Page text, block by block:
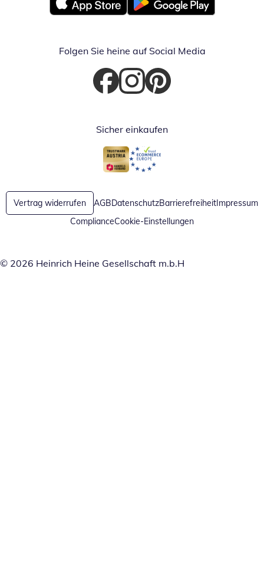
Öffnet in neuem FensterÖffnet in neuem Fenster
Folgen Sie heine auf Social Media
Öffnet in neuem Fenster
Öffnet in neuem Fenster
Öffnet in neuem Fenster
Sicher einkaufen
Öffnet in neuem Fenster
Öffnet in neuem Fenster
Vertrag widerrufen AGBDatenschutzBarrierefreiheitImpressum
ComplianceCookie-Einstellungen
© 2026 Heinrich Heine Gesellschaft m.b.H